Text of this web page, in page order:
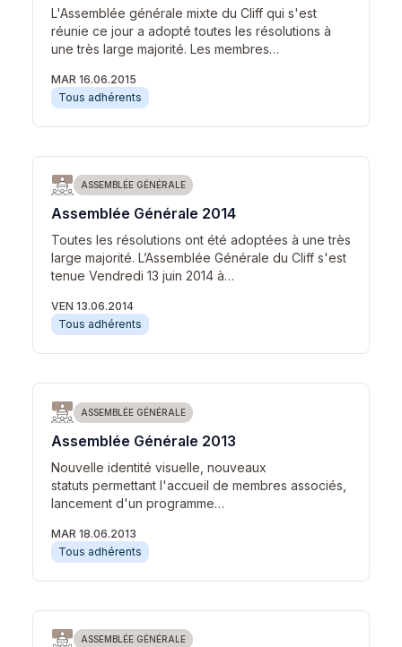
L'Assemblée générale mixte du Cliff qui s'est
réunie ce jour a adopté toutes les résolutions à
une très large majorité. Les membres…
MAR 16.06.2015
Tous adhérents
ASSEMBLÉE GÉNÉRALE
Assemblée Générale 2014
Toutes les résolutions ont été adoptées à une très
large majorité. L’Assemblée Générale du Cliff s'est
tenue Vendredi 13 juin 2014 à…
VEN 13.06.2014
Tous adhérents
ASSEMBLÉE GÉNÉRALE
Assemblée Générale 2013
Nouvelle identité visuelle, nouveaux
statuts permettant l'accueil de membres associés,
lancement d'un programme…
MAR 18.06.2013
Tous adhérents
ASSEMBLÉE GÉNÉRALE